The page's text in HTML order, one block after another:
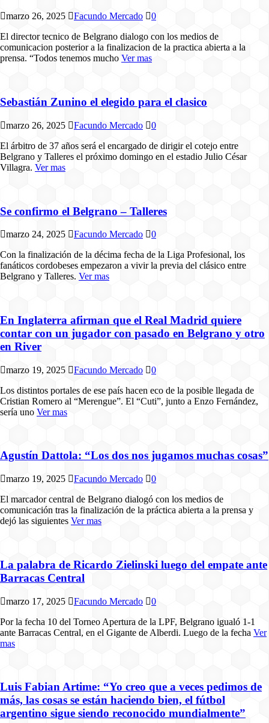
marzo 26, 2025 Facundo Mercado
0
El director tecnico de Belgrano dialogo con los medios de
comunicacion posterior a la finalizacion de la practica abierta a la
prensa. “Todos tenemos mucho Ver mas
Sebastián Zunino el elegido para el clasico
marzo 26, 2025 Facundo Mercado
0
El árbitro de 37 años será el encargado de dirigir el cotejo entre
Belgrano y Talleres el próximo domingo en el estadio Julio César
Villagra. Ver mas
Se confirmo el Belgrano – Talleres
marzo 24, 2025 Facundo Mercado
0
Con la finalización de la décima fecha de la Liga Profesional, los
fanáticos cordobeses empezaron a vivir la previa del clásico entre
Belgrano y Talleres. Ver mas
En Inglaterra afirman que el Real Madrid quiere
contar con un jugador con pasado en Belgrano y otro
en River
marzo 19, 2025 Facundo Mercado
0
Los distintos portales de ese país hacen eco de la posible llegada de
Cristian Romero al “Merengue”. El “Cuti”, junto a Enzo Fernández,
sería uno Ver mas
Agustín Dattola: “Los dos nos jugamos muchas cosas”
marzo 19, 2025 Facundo Mercado
0
El marcador central de Belgrano dialogó con los medios de
comunicación tras la finalización de la práctica abierta a la prensa y
dejó las siguientes Ver mas
La palabra de Ricardo Zielinski luego del empate ante
Barracas Central
marzo 17, 2025 Facundo Mercado
0
Por la fecha 10 del Torneo Apertura de la LPF, Belgrano igualó 1-1
ante Barracas Central, en el Gigante de Alberdi. Luego de la fecha Ver
mas
Luis Fabian Artime: “Yo creo que a veces pedimos de
más, las cosas se están haciendo bien, el fútbol
argentino sigue siendo reconocido mundialmente”